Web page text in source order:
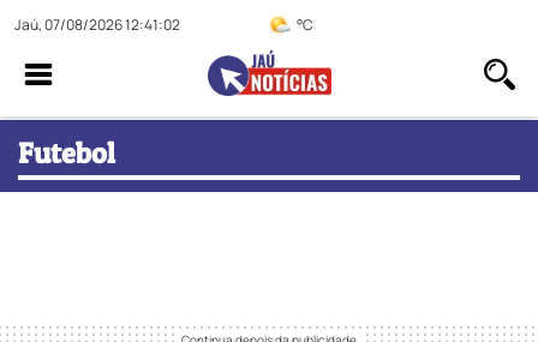
Jaú, 07/08/2026 12:41:03 °C
Futebol